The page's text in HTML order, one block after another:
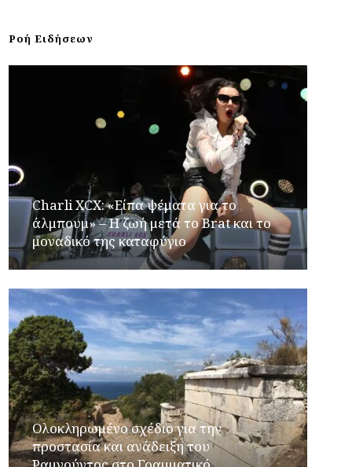
Ροή Ειδήσεων
Charli XCX: «Είπα ψέματα για το
άλμπουμ» – Η ζωή μετά το Brat και το
μοναδικό της καταφύγιο
Ολοκληρωμένο σχέδιο για την
προστασία και ανάδειξη του